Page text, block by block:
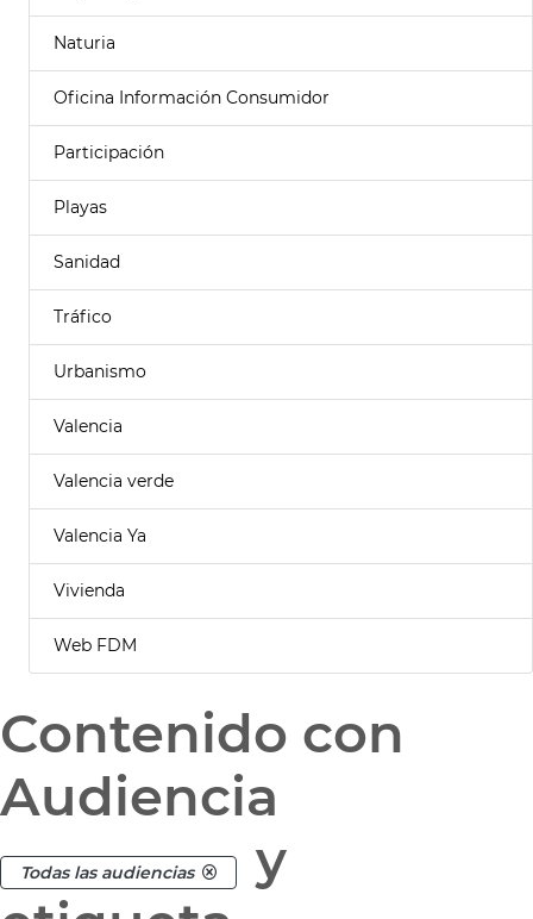
Naturia
Oficina Información Consumidor
Participación
Playas
Sanidad
Tráfico
Urbanismo
Valencia
Valencia verde
Valencia Ya
Vivienda
Web FDM
Contenido con
Audiencia
Todas las audiencias
y